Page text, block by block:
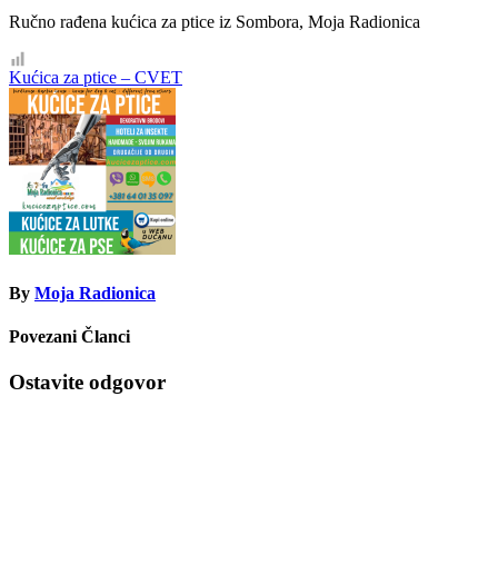
Ručno rađena kućica za ptice iz Sombora, Moja Radionica
Кретање
чланка
Kućica za ptice – CVET
By Moja Radionica
Povezani Članci
Ostavite odgovor